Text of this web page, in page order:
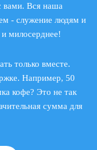
вами. Вся наша
- служение людям и
милосерднее!
только вместе.
Например, 50
кофе? Это не так
сумма для